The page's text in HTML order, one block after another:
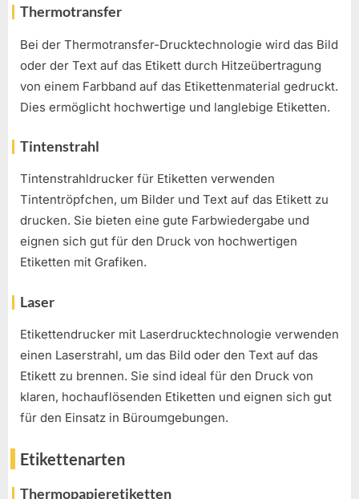
Thermotransfer
Bei der Thermotransfer-Drucktechnologie wird das Bild
oder der Text auf das Etikett durch Hitzeübertragung
von einem Farbband auf das Etikettenmaterial gedruckt.
Dies ermöglicht hochwertige und langlebige Etiketten.
Tintenstrahl
Tintenstrahldrucker für Etiketten verwenden
Tintentröpfchen, um Bilder und Text auf das Etikett zu
drucken. Sie bieten eine gute Farbwiedergabe und
eignen sich gut für den Druck von hochwertigen
Etiketten mit Grafiken.
Laser
Etikettendrucker mit Laserdrucktechnologie verwenden
einen Laserstrahl, um das Bild oder den Text auf das
Etikett zu brennen. Sie sind ideal für den Druck von
klaren, hochauflösenden Etiketten und eignen sich gut
für den Einsatz in Büroumgebungen.
Etikettenarten
Thermopapieretiketten